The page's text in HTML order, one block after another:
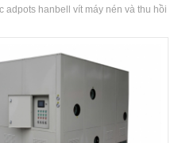
adpots hanbell vít máy nén và thu hồi
cao với hoạt động dễ dàng.